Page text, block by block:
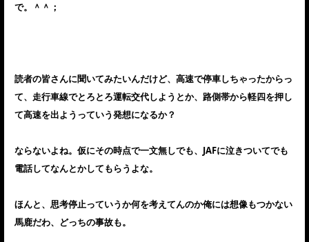
で。＾＾；
読者の皆さんに聞いてみたいんだけど、高速で停車しちゃったからっ
て、走行車線でとろとろ運転交代しようとか、路側帯から軽四を押し
て高速を出ようっていう発想になるか？
ならないよね。仮にその時点で一文無しでも、JAFに泣きついてでも
電話してなんとかしてもらうよな。
ほんと、思考停止っていうか何を考えてんのか俺には想像もつかない
馬鹿だわ、どっちの事故も。